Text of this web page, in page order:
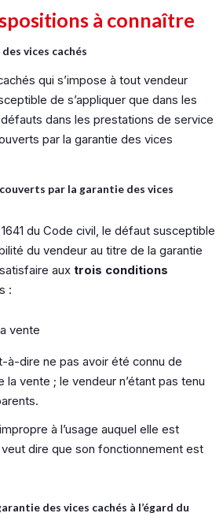
à connaître
vices cachés
qui s’impose à tout vendeur
de s’appliquer que dans les
dans les prestations de service
par la garantie des vices
par la garantie des vices
du Code civil, le défaut susceptible
du vendeur au titre de la garantie
aux trois conditions
:
vente
à-dire ne pas avoir été connu de
la vente ; le vendeur n’étant pas tenu
à l’usage auquel elle est
dire que son fonctionnement est
des vices cachés à l’égard du